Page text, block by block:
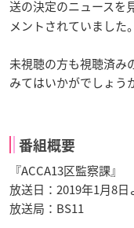
送の決定のニュースを
メントされていました。
未視聴の方も視聴済み
みてはいかがでしょう
番組概要
『ACCA13区監察課』
放送日：2019年1月8
放送局：BS11